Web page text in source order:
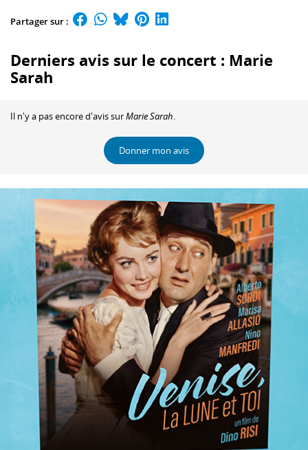
Partager sur :
Derniers avis sur le concert : Marie
Sarah
Il n'y a pas encore d'avis surMarie Sarah.
Donner mon avis